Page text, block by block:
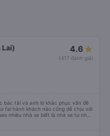
Lai) 4.6
(417 đánh giá)
bác tài và anh lơ khắc phục vấn đề
fai hành khách nào cũng dễ chịu với
nhiêu nhà xe biết là nhà xe tư nhân
Trang Busline, từ tổng đài cho